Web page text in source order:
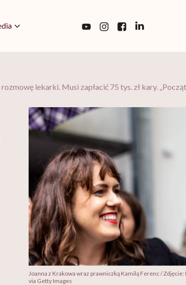
lekarki. Musi zapłacić 75 tys. zł kary.
Joanna z Krakowa wraz prawniczką Kamilą Ferenc /
via Getty Images